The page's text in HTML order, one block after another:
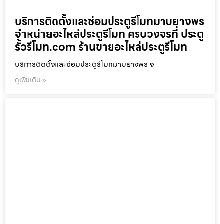
บริการติดตั้งและซ่อมประตูรีโมทมาบยางพร
จำหน่ายอะไหล่ประตูรีโมท ครบวงจรที่ ประตู
รั้วรีโมท.com ร้านขายอะไหล่ประตูรีโมท
บริการติดตั้งและซ่อมประตูรีโมทมาบยางพร จ
ดูเพิ่มเติม »